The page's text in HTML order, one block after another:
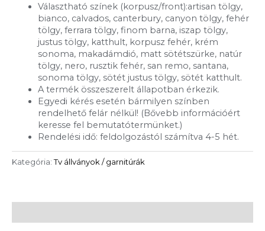
Választható színek (korpusz/front):artisan tölgy,
bianco, calvados, canterbury, canyon tölgy, fehér
tölgy, ferrara tölgy, finom barna, iszap tölgy,
justus tölgy, katthult, korpusz fehér, krém
sonoma, makadámdió, matt sötétszürke, natúr
tölgy, nero, rusztik fehér, san remo, santana,
sonoma tölgy, sötét justus tölgy, sötét katthult.
A termék összeszerelt állapotban érkezik.
Egyedi kérés esetén bármilyen színben
rendelhető felár nélkül! (Bővebb információért
keresse fel bemutatótermünket.)
Rendelési idő: feldolgozástól számítva 4-5 hét.
Kategória:Tv állványok / garnitúrák